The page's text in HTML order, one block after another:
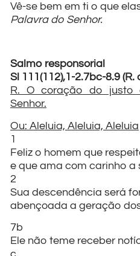
Vê-se bem em ti o que
Palavra do Senhor.
Salmo responsorial
Sl 111(112),1-2.7bc-8.9 (R.
R. O coração do justo
Senhor.
Ou: Aleluia, Aleluia, Aleluia
1
Feliz o homem que
e que ama com carinho a
2
Sua descendência será
abençoada a geração
7b
Ele não teme receber